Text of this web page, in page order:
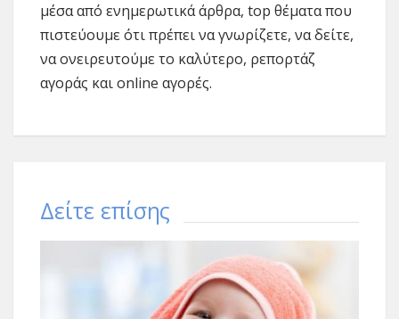
μέσα από ενημερωτικά άρθρα, top θέματα που
πιστεύουμε ότι πρέπει να γνωρίζετε, να δείτε,
να ονειρευτούμε το καλύτερο, ρεπορτάζ
αγοράς και online αγορές.
Δείτε επίσης